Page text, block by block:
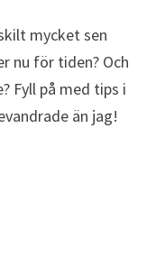
mycket sen
nu för tiden? Och
Fyll på med tips i
än jag!